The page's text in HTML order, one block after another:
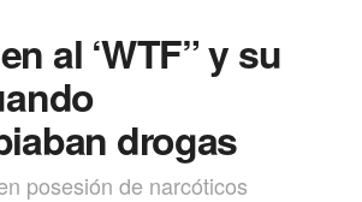
al ‘WTF” y su
drogas
posesión de narcóticos